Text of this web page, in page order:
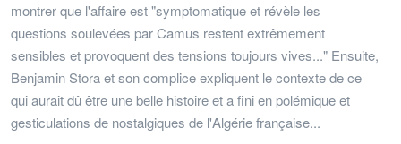
montrer que l'affaire est "symptomatique et révèle les
questions soulevées par Camus restent extrêmement
sensibles et provoquent des tensions toujours vives..." Ensuite,
Benjamin Stora et son complice expliquent le contexte de ce
qui aurait dû être une belle histoire et a fini en polémique et
gesticulations de nostalgiques de l'Algérie française...